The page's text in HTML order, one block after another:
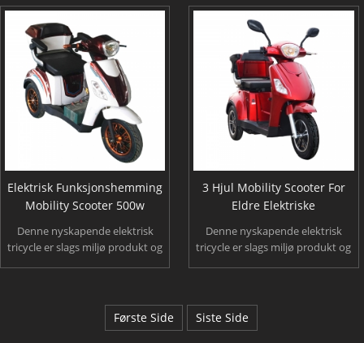
typer elektriske kjøretøy produkter, 3 hjul mobility scooter
trenger bare én ladesyklus 6-8 h å komme i gang.
Denne nyskapende elektrisk tricycle er slags miljø produkt og
sparer menneskelige ressurser. Det ikke bare kan
Elektrisk Funksjonshemming
Mobility Scooter 500w
Denne nyskapende elektrisk
tricycle er slags miljø produkt og
funksjonelle elektrisk tricycle, og
det er egnet for eldre og
3 Hjul Mobility Scooter For
Eldre Elektriske
Denne nyskapende elektrisk
tricycle er slags miljø produkt og
funksjonelle elektrisk tricycle, og
det er egnet for eldre og
Første Side Siste Side